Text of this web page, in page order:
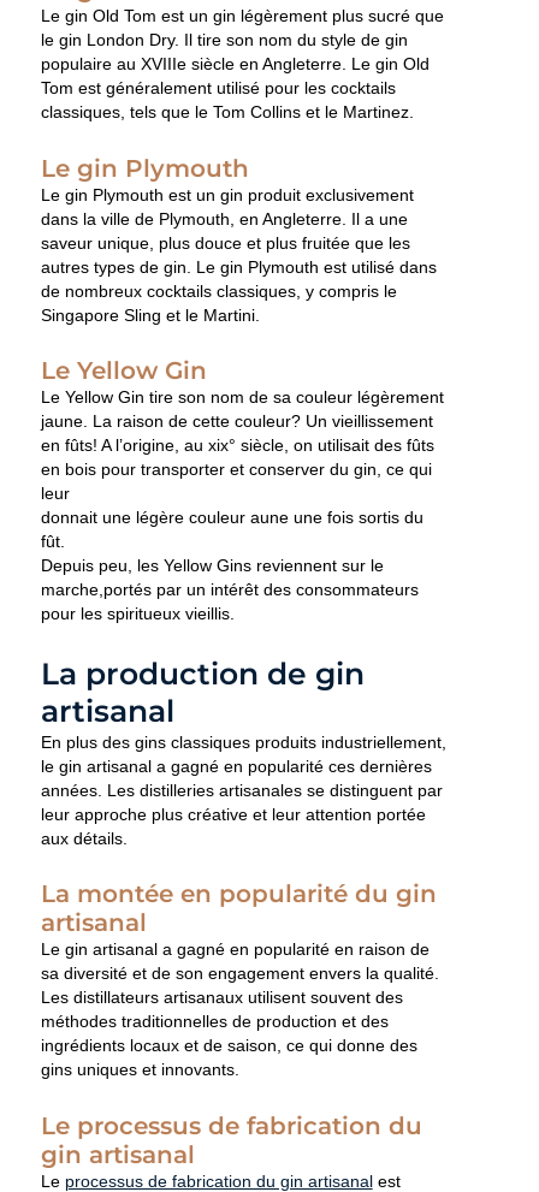
Le gin Old Tom est un gin légèrement plus sucré que
le gin London Dry. Il tire son nom du style de gin
populaire au XVIIIe siècle en Angleterre. Le gin Old
Tom est généralement utilisé pour les cocktails
classiques, tels que le Tom Collins et le Martinez.
Le gin Plymouth
Le gin Plymouth est un gin produit exclusivement
dans la ville de Plymouth, en Angleterre. Il a une
saveur unique, plus douce et plus fruitée que les
autres types de gin. Le gin Plymouth est utilisé dans
de nombreux cocktails classiques, y compris le
Singapore Sling et le Martini.
Le Yellow Gin
Le Yellow Gin tire son nom de sa couleur légèrement
jaune. La raison de cette couleur? Un vieillissement
en fûts! A l’origine, au xix° siècle, on utilisait des fûts
en bois pour transporter et conserver du gin, ce qui
leur
donnait une légère couleur aune une fois sortis du
fût.
Depuis peu, les Yellow Gins reviennent sur le
marche,portés par un intérêt des consommateurs
pour les spiritueux vieillis.
La production de gin
artisanal
En plus des gins classiques produits industriellement,
le gin artisanal a gagné en popularité ces dernières
années. Les distilleries artisanales se distinguent par
leur approche plus créative et leur attention portée
aux détails.
La montée en popularité du gin
artisanal
Le gin artisanal a gagné en popularité en raison de
sa diversité et de son engagement envers la qualité.
Les distillateurs artisanaux utilisent souvent des
méthodes traditionnelles de production et des
ingrédients locaux et de saison, ce qui donne des
gins uniques et innovants.
Le processus de fabrication du
gin artisanal
Le processus de fabrication du gin artisanalest